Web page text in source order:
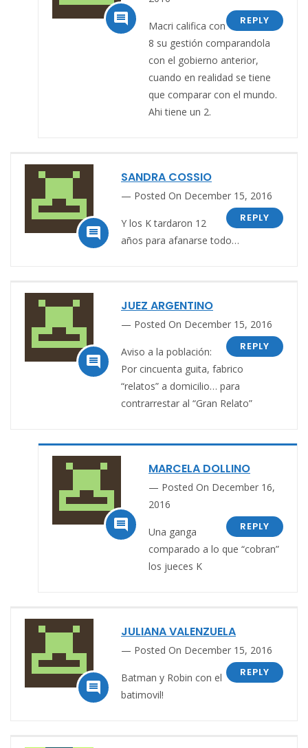

REPLY
Macri califica con
8 su gestión comparandola
con el gobierno anterior,
cuando en realidad se tiene
que comparar con el mundo.
Ahi tiene un 2.

SANDRA COSSIO
Posted On December 15, 2016
REPLY
Y los K tardaron 12
años para afanarse todo…

JUEZ ARGENTINO
Posted On December 15, 2016
REPLY
Aviso a la población:
Por cincuenta guita, fabrico
“relatos” a domicilio… para
contrarrestar al “Gran Relato”

MARCELA DOLLINO
Posted On December 16,
2016
REPLY
Una ganga
comparado a lo que “cobran”
los jueces K

JULIANA VALENZUELA
Posted On December 15, 2016
REPLY
Batman y Robin con el
batimovil!